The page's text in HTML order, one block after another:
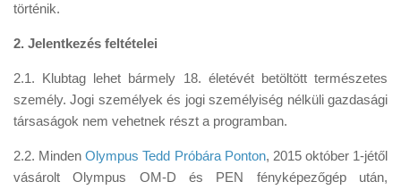
történik.
2. Jelentkezés feltételei
2.1. Klubtag lehet bármely 18. életévét betöltött természetes
személy. Jogi személyek és jogi személyiség nélküli gazdasági
társaságok nem vehetnek részt a programban.
2.2. MindenOlympus Tedd Próbára Ponton, 2015 október 1-jétől
vásárolt Olympus OM-D és PEN fényképezőgép után,